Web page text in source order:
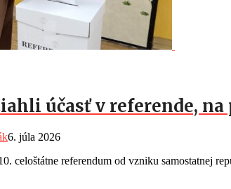
účasť v referende,
6. júla 2026
celoštátne referendum od vzniku samostatnej